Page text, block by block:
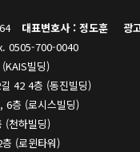
대표변호사 : 정도훈
광
0505-700-0040
빌딩)
42 4층 (동진빌딩)
6층 (로시스빌딩)
(천하빌딩)
(로윈타워)